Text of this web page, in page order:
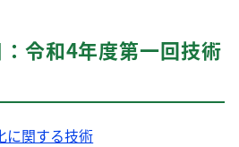
令和4年度第一回技術
に関する技術